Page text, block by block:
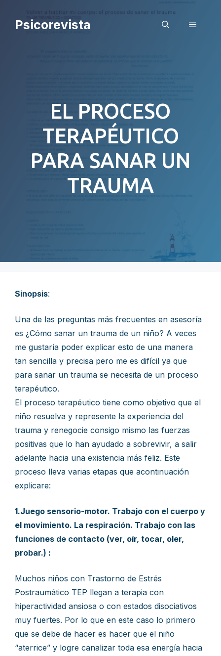
Psicorevista Menú
EL PROCESO
TERAPÉUTICO
PARA SANAR UN
TRAUMA
Sinopsis:
Una de las preguntas más frecuentes en asesoría
es ¿Cómo sanar un trauma de un niño? A veces
me gustaría poder explicar esto de una manera
tan sencilla y precisa pero me es difícil ya que
para sanar un trauma se necesita de un proceso
terapéutico.
El proceso terapéutico tiene como objetivo que el
niño resuelva y represente la experiencia del
trauma y renegocie consigo mismo las fuerzas
positivas que lo han ayudado a sobrevivir, a salir
adelante hacia una existencia más feliz. Este
proceso lleva varias etapas que acontinuación
explicare:
1.Juego sensorio-motor. Trabajo con el cuerpo y
el movimiento. La respiración. Trabajo con las
funciones de contacto (ver, oír, tocar, oler,
probar.) :
Muchos niños con Trastorno de Estrés
Postraumático TEP llegan a terapia con
hiperactividad ansiosa o con estados disociativos
muy fuertes. Por lo que en este caso lo primero
que se debe de hacer es hacer que el niño
“aterrice” y logre canalizar toda esa energía hacia